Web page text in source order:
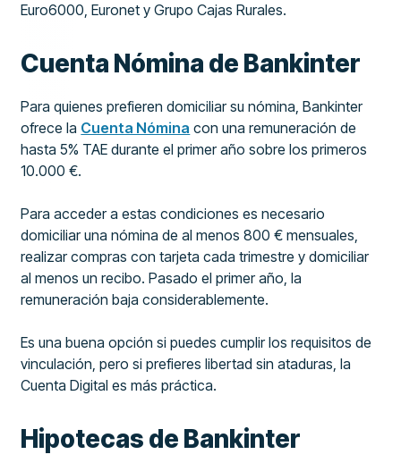
Euro6000, Euronet y Grupo Cajas Rurales.
Cuenta Nómina de Bankinter
Para quienes prefieren domiciliar su nómina, Bankinter
ofrece la Cuenta Nómina con una remuneración de
hasta 5% TAE durante el primer año sobre los primeros
10.000 €.
Para acceder a estas condiciones es necesario
domiciliar una nómina de al menos 800 € mensuales,
realizar compras con tarjeta cada trimestre y domiciliar
al menos un recibo. Pasado el primer año, la
remuneración baja considerablemente.
Es una buena opción si puedes cumplir los requisitos de
vinculación, pero si prefieres libertad sin ataduras, la
Cuenta Digital es más práctica.
Hipotecas de Bankinter